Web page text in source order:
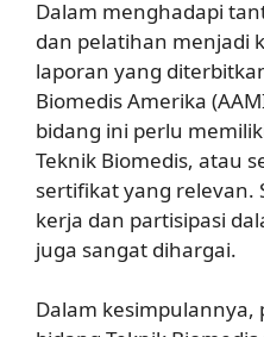
Dalam menghadapi
dan pelatihan menjadi
laporan yang
Biomedis Amerika
bidang ini perlu
Teknik Biomedis, atau
sertifikat yang relevan.
kerja dan partisipasi
juga sangat dihargai.
Dalam kesimpulannya,